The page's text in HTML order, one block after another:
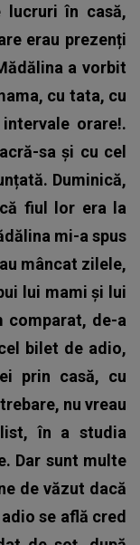
lucruri în casă,
erau prezenți
a vorbit
cu tata, cu
orare!.
sa și cu cel
Duminică,
fiul lor era la
mi-a spus
mâncat zilele,
lui mami și lui
comparat, de-a
bilet de adio,
prin casă, cu
nu vreau
în a studia
Dar sunt multe
de văzut dacă
se află cred